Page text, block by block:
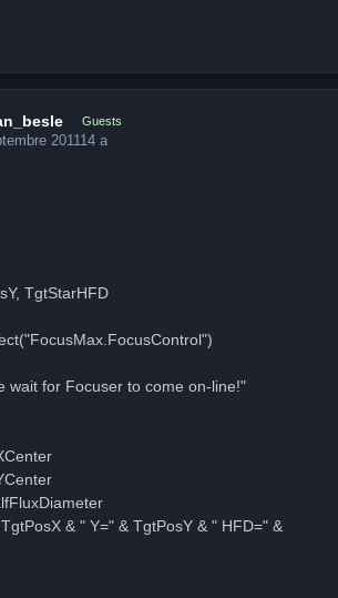
Guests
201114 a
TgtStarHFD
wait for Focuser to come on-line!"
& " Y=" & TgtPosY & " HFD=" &